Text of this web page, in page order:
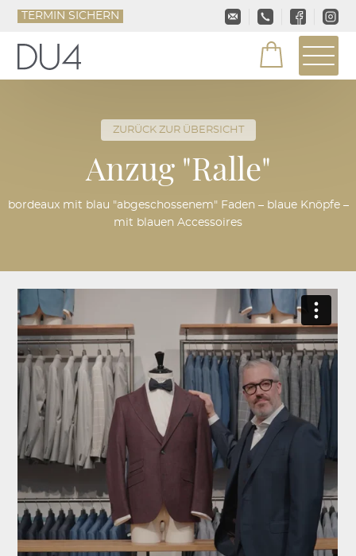
TERMIN SICHERN
ZURÜCK ZUR ÜBERSICHT
Anzug "Ralle"
bordeaux mit blau "abgeschossenem" Faden – blaue Knöpfe –
mit blauen Accessoires